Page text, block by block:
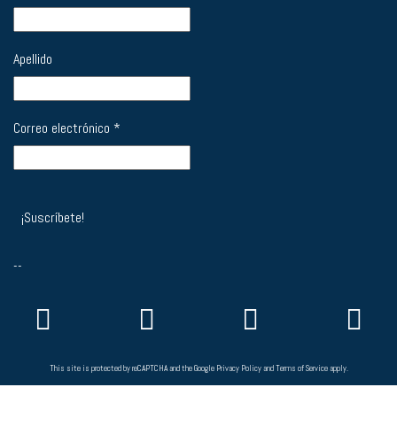
Apellido
Correo electrónico *
--
This site is protected by reCAPTCHA and the Google Privacy PolicyandTerms of Serviceapply.